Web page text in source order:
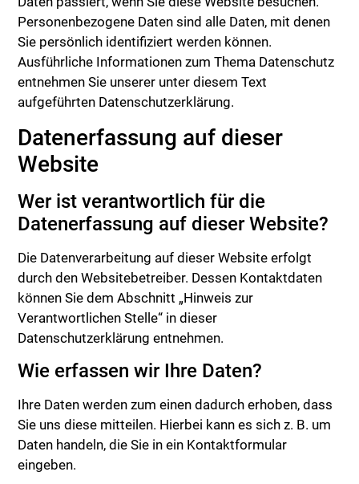
Personenbezogene Daten sind alle Daten, mit denen
Sie persönlich identifiziert werden können.
Ausführliche Informationen zum Thema Datenschutz
entnehmen Sie unserer unter diesem Text
aufgeführten Datenschutzerklärung.
Datenerfassung auf dieser
Website
Wer ist verantwortlich für die
Datenerfassung auf dieser Website?
Die Datenverarbeitung auf dieser Website erfolgt
durch den Websitebetreiber. Dessen Kontaktdaten
können Sie dem Abschnitt „Hinweis zur
Verantwortlichen Stelle“ in dieser
Datenschutzerklärung entnehmen.
Wie erfassen wir Ihre Daten?
Ihre Daten werden zum einen dadurch erhoben, dass
Sie uns diese mitteilen. Hierbei kann es sich z. B. um
Daten handeln, die Sie in ein Kontaktformular
eingeben.